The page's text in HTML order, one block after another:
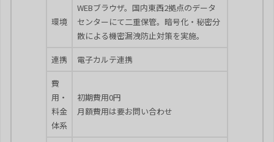
環境
WEBブラウザ。国内東西2拠点のデータ
センターにて二重保管。暗号化・秘密分
散による機密漏洩防止対策を実施。
連携 電子カルテ連携
費
用・
料金
体系
初期費用0円
月額費用は要お問い合わせ